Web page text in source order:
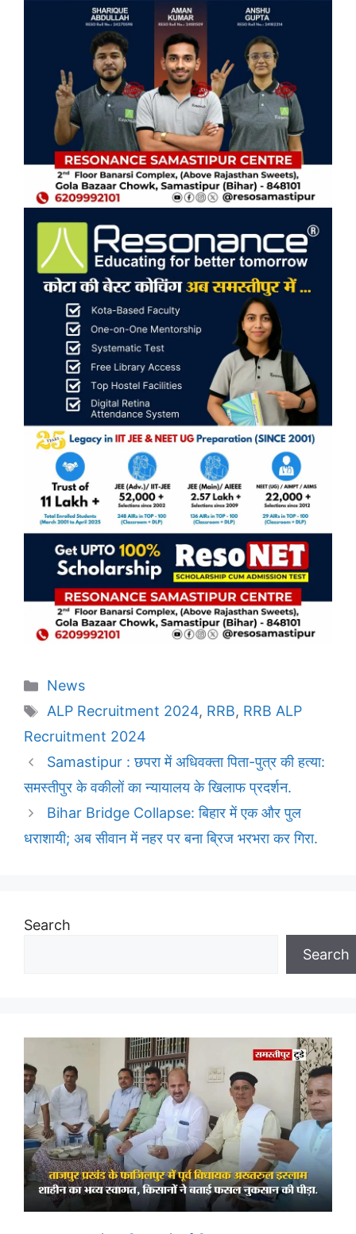
Categories
News
Tags
ALP Recruitment 2024, RRB, RRB ALP
Recruitment 2024
Samastipur : छपरा में अधिवक्ता पिता-पुत्र की हत्या:
समस्तीपुर के वकीलों का न्यायालय के खिलाफ प्रदर्शन.
Bihar Bridge Collapse: बिहार में एक और पुल
धराशायी; अब सीवान में नहर पर बना ब्रिज भरभरा कर गिरा.
Search
Search